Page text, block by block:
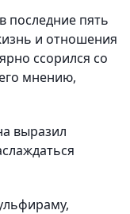
последние пять
и отношения
ссорился со
мнению,
выразил